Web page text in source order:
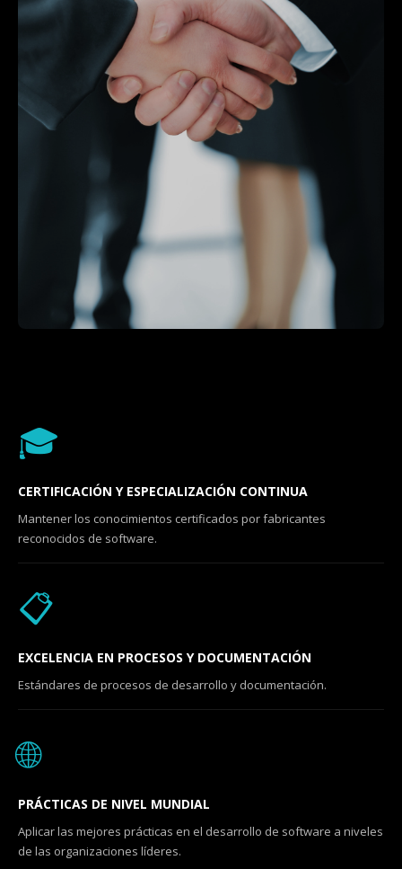
🎓
CERTIFICACIÓN Y ESPECIALIZACIÓN CONTINUA
Mantener los conocimientos certificados por fabricantes
reconocidos de software.
📋
EXCELENCIA EN PROCESOS Y DOCUMENTACIÓN
Estándares de procesos de desarrollo y documentación.
🌐
PRÁCTICAS DE NIVEL MUNDIAL
Aplicar las mejores prácticas en el desarrollo de software a niveles
de las organizaciones líderes.